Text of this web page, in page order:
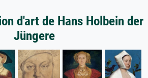
d'art de Hans Holbein der
Jüngere